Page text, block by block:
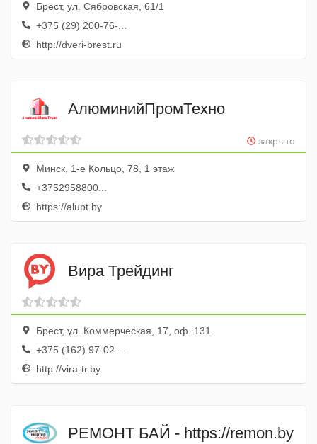
Брест, ул. Сябровская, 61/1
+375 (29) 200-76-...
http://dveri-brest.ru
АлюминийПромТехно
закрыто
Минск, 1-е Кольцо, 78, 1 этаж
+3752958800...
https://alupt.by
Вира Трейдинг
Брест, ул. Коммерческая, 17, оф. 131
+375 (162) 97-02-...
http://vira-tr.by
РЕМОНТ БАЙ - https://remon.by